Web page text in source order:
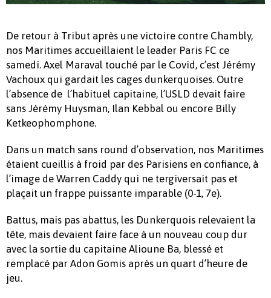
De retour à Tribut après une victoire contre Chambly,
nos Maritimes accueillaient le leader Paris FC ce
samedi. Axel Maraval touché par le Covid, c’est Jérémy
Vachoux qui gardait les cages dunkerquoises. Outre
l’absence de l’habituel capitaine, l’USLD devait faire
sans Jérémy Huysman, Ilan Kebbal ou encore Billy
Ketkeophomphone.
Dans un match sans round d’observation, nos Maritimes
étaient cueillis à froid par des Parisiens en confiance, à
l’image de Warren Caddy qui ne tergiversait pas et
plaçait un frappe puissante imparable (0-1, 7e).
Battus, mais pas abattus, les Dunkerquois relevaient la
tête, mais devaient faire face à un nouveau coup dur
avec la sortie du capitaine Alioune Ba, blessé et
remplacé par Adon Gomis après un quart d’heure de
jeu.